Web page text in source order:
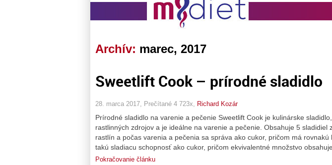
Archív: marec, 2017
Sweetlift Cook – prírodné sladidlo
28. marca 2017, Prečítané 4 723x, Richard Kozár
Prírodné sladidlo na varenie a pečenie Sweetlift Cook je kulinárske
rastlinných zdrojov a je ideálne na varenie a pečenie. Obsahuje 5 sladidiel
rastlín a počas varenia a pečenia sa správa ako cukor, pričom má rovnakú
takú sladiacu schopnosť ako cukor, pričom ekvivalentné množstvo
Pokračovanie článku